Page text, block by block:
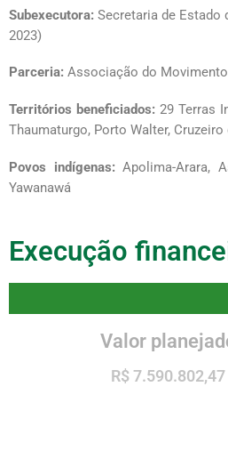
Subexecutora: Secretaria de Estado
2023)
Parceria: Associação do
Territórios beneficiados: 29 Terras
Thaumaturgo, Porto Walter,
Povos indígenas: Apolima-Arara,
Yawanawá
Execução
Valor
R$ 7.590.802,47